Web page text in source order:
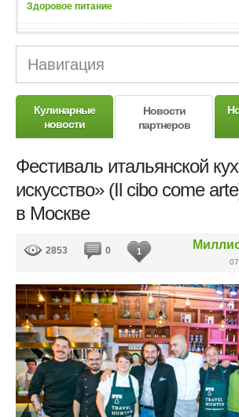
Здоровое питание
Навигация
Кулинарные
новости
Новости
партнеров
Фестиваль итальянской
искусство» (Il cibo come
в Москве
2853 0 1